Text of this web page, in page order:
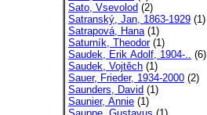
Sato, Vsevolod (2)
Satranský, Jan, 1863-1929 (1)
Satrapová, Hana(1)
Saturník, Theodor(1)
Saudek, Erik Adolf, 1904-.. (6)
Saudek, Vojtěch (1)
Sauer, Frieder, 1934-2000 (2)
Saunders, David (1)
Saunier, Annie (1)